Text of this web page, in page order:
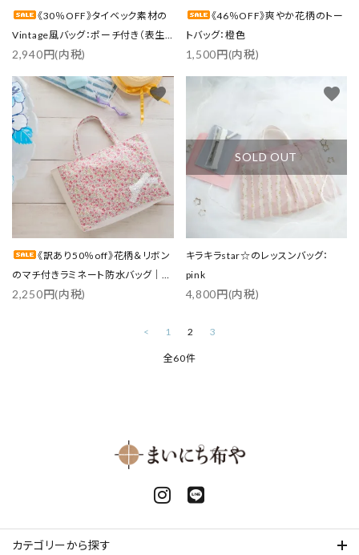
《30％OFF》タイベック素材の
Vintage風バッグ：ポーチ付き（表生
地にデュポン™タイベック®を使用）
2,940円(内税)
《46％OFF》爽やか花柄のトー
トバッグ：橙色
1,500円(内税)
《訳あり50％off》花柄＆リボン
のマチ付きラミネート防水バッグ｜ピ
ンク
2,250円(内税)
favorite
SOLD OUT
キラキラstar☆のレッスンバッグ：
pink
4,800円(内税)
favorite
< 1 2 3
全60件
カテゴリーから探す